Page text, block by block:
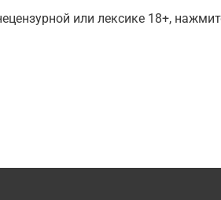
или лексике 18+,